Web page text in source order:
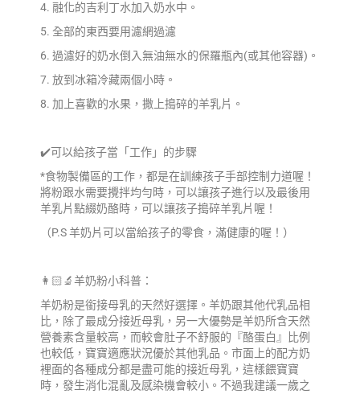
4. 融化的吉利丁水加入奶水中。
5. 全部的東西要用濾網過濾
6. 過濾好的奶水倒入無油無水的保羅瓶內(或其他容器)。
7. 放到冰箱冷藏兩個小時。
8. 加上喜歡的水果，撒上搗碎的羊乳片。
✔️可以給孩子當「工作」的步驟
*食物製備區的工作，都是在訓練孩子手部控制力道喔！
將粉跟水需要攪拌均勻時，可以讓孩子進行以及最後用
羊乳片點綴奶酪時，可以讓孩子搗碎羊乳片喔！
（P.S 羊奶片可以當給孩子的零食，滿健康的喔！）
👩🏻‍🔬羊奶粉小科普：
羊奶粉是銜接母乳的天然好選擇。羊奶跟其他代乳品相
比，除了最成分接近母乳，另一大優勢是羊奶所含天然
營養素含量較高，而較會肚子不舒服的『酪蛋白』比例
也較低，寶寶適應狀況優於其他乳品。市面上的配方奶
裡面的各種成分都是盡可能的接近母乳，這樣餵寶寶
時，發生消化混亂及感染機會較小。不過我建議一歲之